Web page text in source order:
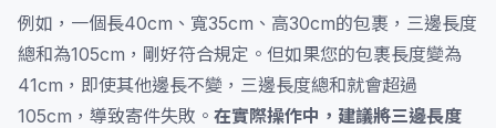
例如，一個長40cm、寬35cm、高30cm的包裹，三邊長度
總和為105cm，剛好符合規定。但如果您的包裹長度變為
41cm，即使其他邊長不變，三邊長度總和就會超過
105cm，導致寄件失敗。 在實際操作中，建議將三邊長度